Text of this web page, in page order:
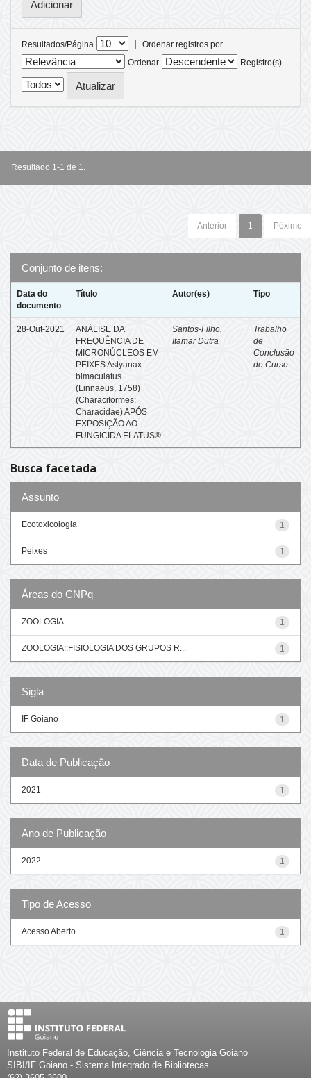
Resultados/Página |
Ordenar registros por
Ordenar
Registro(s)
Resultado 1-1 de 1.
Anterior 1 Póximo
Conjunto de itens:
Data do
documento
Título Autor(es) Tipo
28-Out-2021
ANÁLISE DA
FREQUÊNCIA DE
MICRONÚCLEOS EM
PEIXES Astyanax
bimaculatus
(Linnaeus, 1758)
(Characiformes:
Characidae) APÓS
EXPOSIÇÃO AO
FUNGICIDA ELATUS®
Santos-Filho,
Itamar Dutra
Trabalho
de
Conclusão
de Curso
Busca facetada
Assunto
1
Ecotoxicologia
1
Peixes
Áreas do CNPq
1
ZOOLOGIA
1
ZOOLOGIA::FISIOLOGIA DOS GRUPOS R...
Sigla
1
IF Goiano
Data de Publicação
1
2021
Ano de Publicação
1
2022
Tipo de Acesso
1
Acesso Aberto
Instituto Federal de Educação, Ciência e Tecnologia Goiano
SIBI/IF Goiano - Sistema Integrado de Bibliotecas